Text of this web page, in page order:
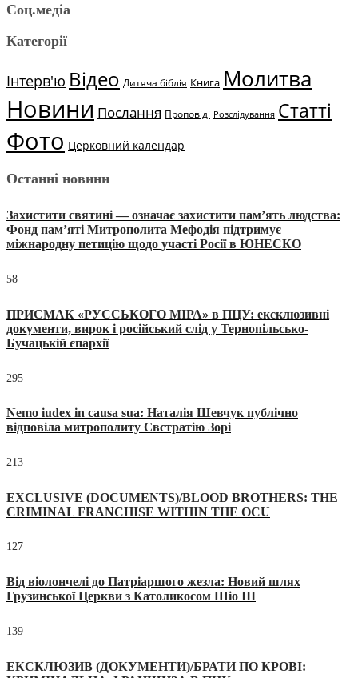
Соц.медіа
Категорії
Інтерв'ю Відео Дитяча біблія Книга Молитва
Новини Послання Проповіді Розслідування Статті
Фото Церковний календар
Останні новини
Захистити святині — означає захистити пам’ять людства:
Фонд пам’яті Митрополита Мефодія підтримує
міжнародну петицію щодо участі Росії в ЮНЕСКО
58
ПРИСМАК «РУССЬКОГО МІРА» в ПЦУ: ексклюзивні
документи, вирок і російський слід у Тернопільсько-
Бучацькій єпархії
295
Nemo iudex in causa sua: Наталія Шевчук публічно
відповіла митрополиту Євстратію Зорі
213
EXCLUSIVE (DOCUMENTS)/BLOOD BROTHERS: THE
CRIMINAL FRANCHISE WITHIN THE OCU
127
Від віолончелі до Патріаршого жезла: Новий шлях
Грузинської Церкви з Католикосом Шіо III
139
ЕКСКЛЮЗИВ (ДОКУМЕНТИ)/БРАТИ ПО КРОВІ: